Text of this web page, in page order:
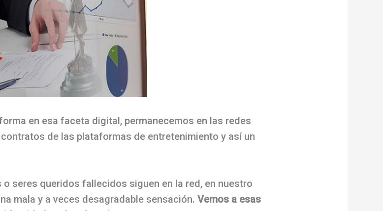
en esa faceta digital, permanecemos en las redes
de las plataformas de entretenimiento y así un
seres queridos fallecidos siguen en la red, en nuestro
mala y a veces desagradable sensación.Vemos a esas